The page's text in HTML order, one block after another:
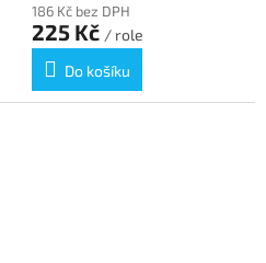
186 Kč bez DPH
225 Kč / role
Do košíku